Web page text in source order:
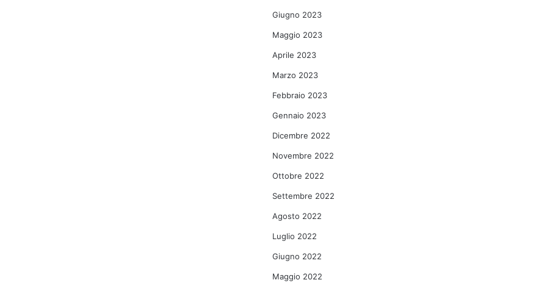
Giugno 2023
Maggio 2023
Aprile 2023
Marzo 2023
Febbraio 2023
Gennaio 2023
Dicembre 2022
Novembre 2022
Ottobre 2022
Settembre 2022
Agosto 2022
Luglio 2022
Giugno 2022
Maggio 2022